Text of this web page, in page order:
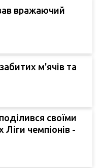
вражаючий
м'ячів та
своїми
чемпіонів -